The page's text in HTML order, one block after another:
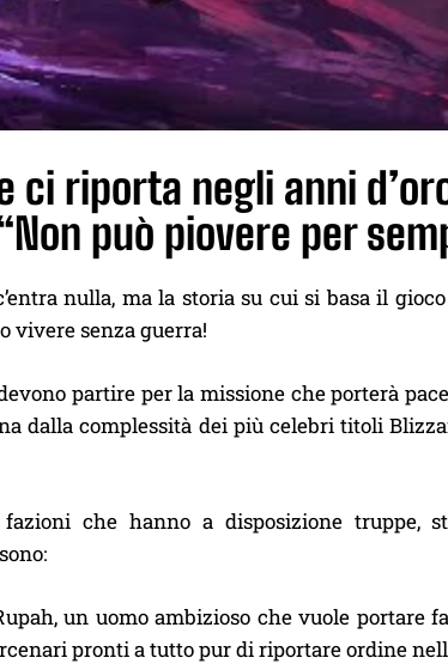
ci riporta negli anni
può piovere per
nulla, ma la storia su cui si basa il
vivere senza guerra!
partire per la missione che porterà
dalla complessità dei più celebri titoli
che hanno a disposizione truppe,
un uomo ambizioso che vuole portare
pronti a tutto pur di riportare ordine